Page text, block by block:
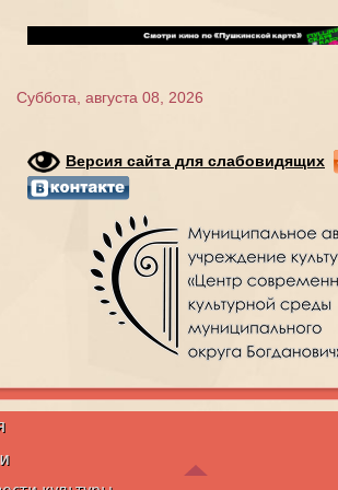
Суббота, августа 08, 2026
Версия сайта для слабовидящих